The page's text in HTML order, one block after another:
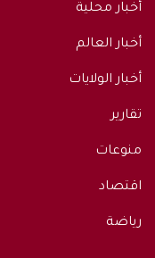
أخبار محلية
أخبار العالم
أخبار الولايات
تقارير
منوعات
اقتصاد
رياضة